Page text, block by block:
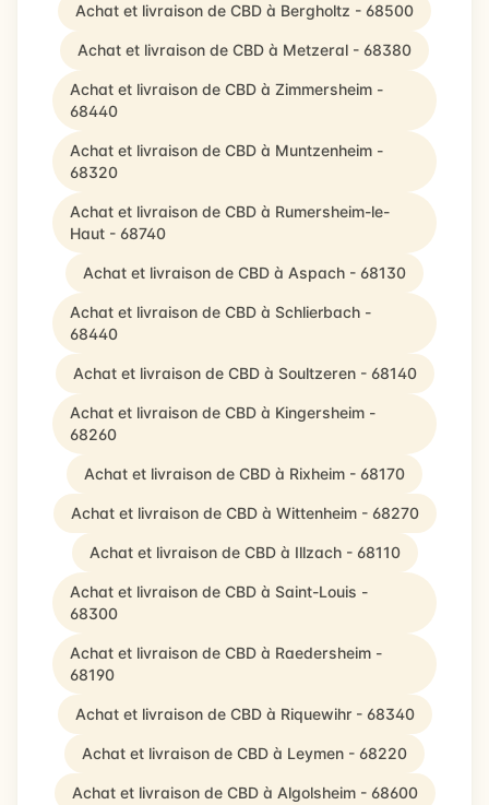
Achat et livraison de CBD à Bergholtz - 68500
Achat et livraison de CBD à Metzeral - 68380
Achat et livraison de CBD à Zimmersheim -
68440
Achat et livraison de CBD à Muntzenheim -
68320
Achat et livraison de CBD à Rumersheim-le-
Haut - 68740
Achat et livraison de CBD à Aspach - 68130
Achat et livraison de CBD à Schlierbach -
68440
Achat et livraison de CBD à Soultzeren - 68140
Achat et livraison de CBD à Kingersheim -
68260
Achat et livraison de CBD à Rixheim - 68170
Achat et livraison de CBD à Wittenheim - 68270
Achat et livraison de CBD à Illzach - 68110
Achat et livraison de CBD à Saint-Louis -
68300
Achat et livraison de CBD à Raedersheim -
68190
Achat et livraison de CBD à Riquewihr - 68340
Achat et livraison de CBD à Leymen - 68220
Achat et livraison de CBD à Algolsheim - 68600